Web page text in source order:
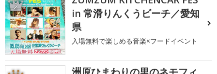
2
in 常滑りんくうビーチ／愛知
県
入場無料で楽しめる音楽×フードイベント